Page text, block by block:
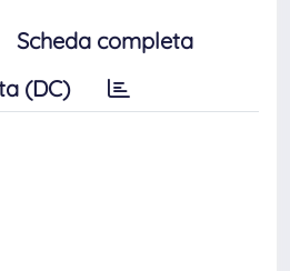
Scheda completa
(DC)